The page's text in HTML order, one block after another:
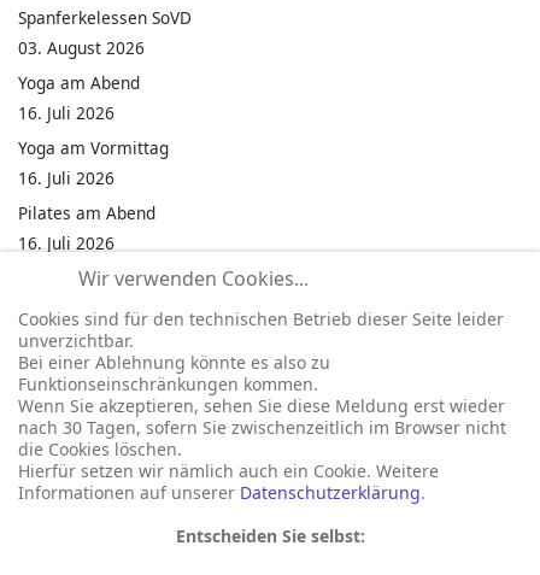
Spanferkelessen SoVD
03. August 2026
Yoga am Abend
16. Juli 2026
Yoga am Vormittag
16. Juli 2026
Pilates am Abend
16. Juli 2026
Jumping Fitness Intervall
16. Juli 2026
Jumping Fitness Erwachsene
16. Juli 2026
Kinderfest in Neukirchen
16. Juli 2026
Wir verwenden Cookies...
Cookies sind für den technischen Betrieb dieser Seite leider
unverzichtbar.
Bei einer Ablehnung könnte es also zu
Funktionseinschränkungen kommen.
Wenn Sie akzeptieren, sehen Sie diese Meldung erst wieder
nach 30 Tagen, sofern Sie zwischenzeitlich im Browser nicht
die Cookies löschen.
Hierfür setzen wir nämlich auch ein Cookie. Weitere
Informationen auf unserer Datenschutzerklärung.
Entscheiden Sie selbst: